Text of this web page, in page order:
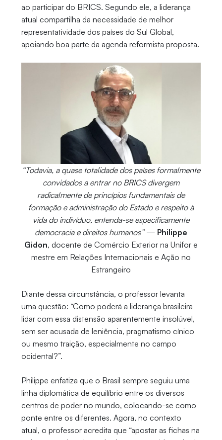
ao participar do BRICS. Segundo ele, a liderança
atual compartilha da necessidade de melhor
representatividade dos países do Sul Global,
apoiando boa parte da agenda reformista proposta.
“Todavia, a quase totalidade dos países formalmente
convidados a entrar no BRICS divergem
radicalmente de princípios fundamentais de
formação e administração do Estado e respeito à
vida do indivíduo, entenda-se especificamente
democracia e direitos humanos”— Philippe
Gidon, docente de Comércio Exterior na Unifor e
mestre em Relações Internacionais e Ação no
Estrangeiro
Diante dessa circunstância, o professor levanta
uma questão: “Como poderá a liderança brasileira
lidar com essa distensão aparentemente insolúvel,
sem ser acusada de leniência, pragmatismo cínico
ou mesmo traição, especialmente no campo
ocidental?”.
Philippe enfatiza que o Brasil sempre seguiu uma
linha diplomática de equilíbrio entre os diversos
centros de poder no mundo, colocando-se como
ponte entre os diferentes. Agora, no contexto
atual, o professor acredita que “apostar as fichas na